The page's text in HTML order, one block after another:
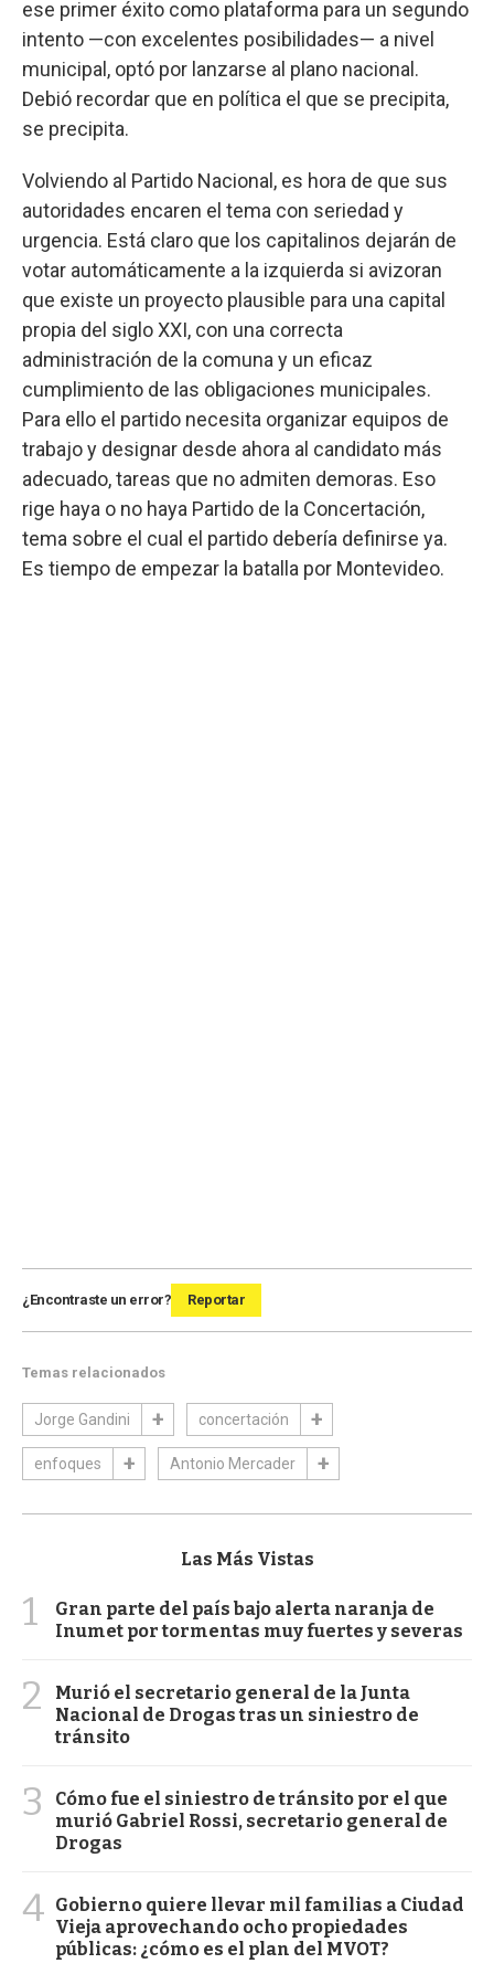
ese primer éxito como plataforma para un segundo
intento —con excelentes posibilidades— a nivel
municipal, optó por lanzarse al plano nacional.
Debió recordar que en política el que se precipita,
se precipita.
Volviendo al Partido Nacional, es hora de que sus
autoridades encaren el tema con seriedad y
urgencia. Está claro que los capitalinos dejarán de
votar automáticamente a la izquierda si avizoran
que existe un proyecto plausible para una capital
propia del siglo XXI, con una correcta
administración de la comuna y un eficaz
cumplimiento de las obligaciones municipales.
Para ello el partido necesita organizar equipos de
trabajo y designar desde ahora al candidato más
adecuado, tareas que no admiten demoras. Eso
rige haya o no haya Partido de la Concertación,
tema sobre el cual el partido debería definirse ya.
Es tiempo de empezar la batalla por Montevideo.
¿Encontraste un error? Reportar
Temas relacionados
Jorge Gandini concertación
enfoques Antonio Mercader
Las Más Vistas
1
Gran parte del país bajo alerta naranja de
Inumet por tormentas muy fuertes y severas
2
Murió el secretario general de la Junta
Nacional de Drogas tras un siniestro de
tránsito
3
Cómo fue el siniestro de tránsito por el que
murió Gabriel Rossi, secretario general de
Drogas
4 Gobierno quiere llevar mil familias a Ciudad
Vieja aprovechando ocho propiedades
públicas: ¿cómo es el plan del MVOT?